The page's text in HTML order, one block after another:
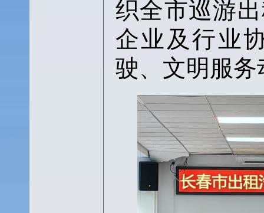
织全市巡游
企业及行业
驶、文明服务